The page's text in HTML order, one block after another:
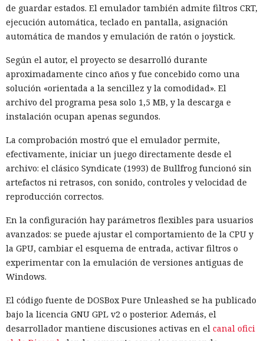
de guardar estados. El emulador también admite filtros CRT,
ejecución automática, teclado en pantalla, asignación
automática de mandos y emulación de ratón o joystick.
Según el autor, el proyecto se desarrolló durante
aproximadamente cinco años y fue concebido como una
solución «orientada a la sencillez y la comodidad». El
archivo del programa pesa solo 1,5 MB, y la descarga e
instalación ocupan apenas segundos.
La comprobación mostró que el emulador permite,
efectivamente, iniciar un juego directamente desde el
archivo: el clásico Syndicate (1993) de Bullfrog funcionó sin
artefactos ni retrasos, con sonido, controles y velocidad de
reproducción correctos.
En la configuración hay parámetros flexibles para usuarios
avanzados: se puede ajustar el comportamiento de la CPU y
la GPU, cambiar el esquema de entrada, activar filtros o
experimentar con la emulación de versiones antiguas de
Windows.
El código fuente de DOSBox Pure Unleashed se ha publicado
bajo la licencia GNU GPL v2 o posterior. Además, el
desarrollador mantiene discusiones activas en el canal ofici